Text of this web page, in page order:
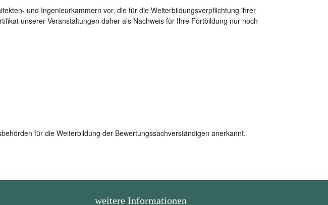
und Ingenieurkammern vor, die für die Weiterbildungsverpflichtung ihrer
unserer Veranstaltungen daher als Nachweis für Ihre Fortbildung nur noch
für die Weiterbildung der Bewertungssachverständigen anerkannt.
weitere Informationen